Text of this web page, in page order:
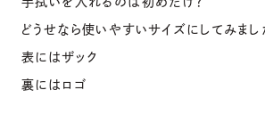
どうせなら使いやすいサイズにしてみまし
表にはザック
裏にはロゴ